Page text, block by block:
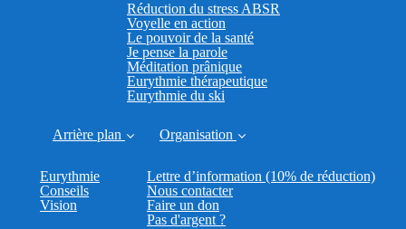
Réduction du stress ABSR
Voyelle en action
Le pouvoir de la santé
Je pense la parole
Méditation prânique
Eurythmie thérapeutique
Eurythmie du ski
Arrière plan
Eurythmie
Conseils
Vision
Organisation
Lettre d’information (10% de réduction)
Nous contacter
Faire un don
Pas d'argent ?